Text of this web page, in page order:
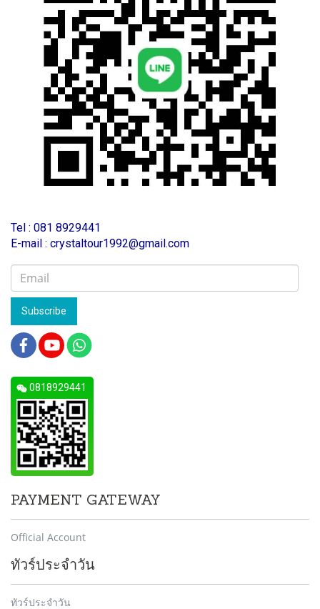
Tel : 081 8929441
E-mail : crystaltour1992@gmail.com
Subscribe
0818929441
PAYMENT GATEWAY
Official Account
ทัวร์ประจำวัน
ทัวร์ประจำวัน